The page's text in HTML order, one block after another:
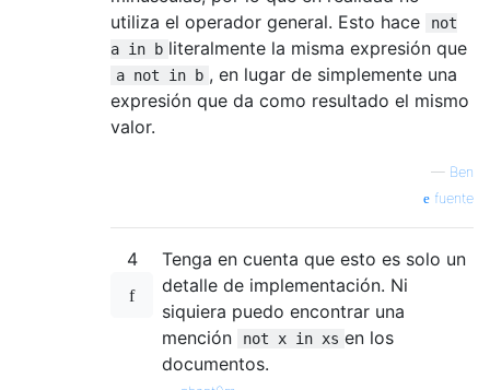
utiliza el operador general. Esto hace
not
a in b literalmente la misma expresión que
a not in b , en lugar de simplemente una
expresión que da como resultado el mismo
valor.
— Ben
fuente
4
Tenga en cuenta que esto es solo un
detalle de implementación. Ni
siquiera puedo encontrar una
mención
not x in xs en los
documentos.